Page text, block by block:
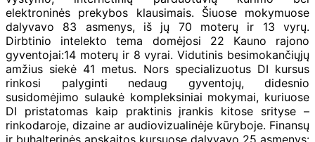
elektroninės prekybos klausimais. Šiuose mokymuose
dalyvavo 83 asmenys, iš jų 70 moterų ir 13 vyrų.
Dirbtinio intelekto tema domėjosi 22 Kauno rajono
gyventojai:14 moterų ir 8 vyrai. Vidutinis besimokančiųjų
amžius siekė 41 metus. Nors specializuotus DI kursus
rinkosi palyginti nedaug gyventojų, didesnio
susidomėjimo sulaukė kompleksiniai mokymai, kuriuose
DI pristatomas kaip praktinis įrankis kitose srityse –
rinkodaroje, dizaine ar audiovizualinėje kūryboje. Finansų
ir buhalterinės apskaitos kursuose dalyvavo 25 asmenys: